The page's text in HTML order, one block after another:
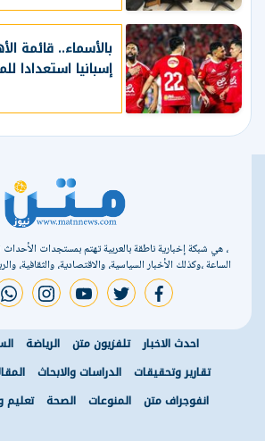
بالأسماء.. قائمة
إسبانيا استعدادا
، هي شبكة إخبارية ناطقة بالعربية تهتم بمستجدات الأحداث
الساعة ،وكذلك الأخبار السياسية، والاقتصادية، والثقافية،
facebook
twitter
youtube
احدث الاخبار تلفزيون متن الرياضة
تقارير وتحقيقات
الدراسات والابحاث
انفوجراف متن
المنوعات الصحة تعليم